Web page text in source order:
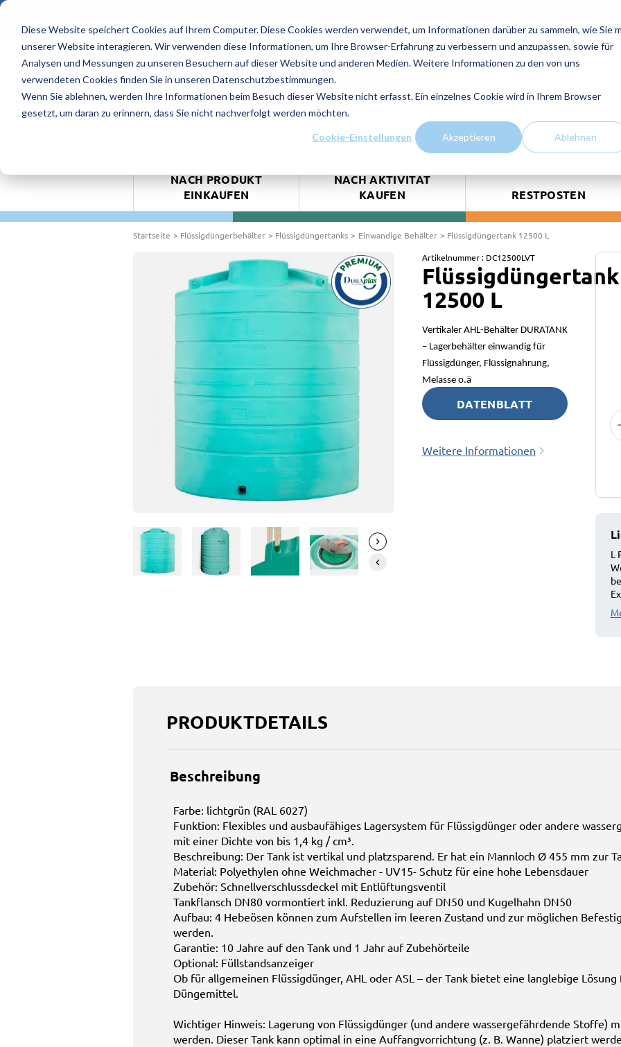
Diese Website speichert Cookies auf Ihrem Computer. Diese Cookies werden verwendet, um Informationen darüber zu sammeln, wie Sie
unserer Website interagieren. Wir verwenden diese Informationen, um Ihre Browser-Erfahrung zu verbessern und anzupassen, sowie für
Analysen und Messungen zu unseren Besuchern auf dieser Website und anderen Medien. Weitere Informationen zu den von uns
verwendeten Cookies finden Sie in unseren Datenschutzbestimmungen.
Wenn Sie ablehnen, werden Ihre Informationen beim Besuch dieser Website nicht erfasst. Ein einzelnes Cookie wird in Ihrem Browser
gesetzt, um daran zu erinnern, dass Sie nicht nachverfolgt werden möchten.
Cookie-Einstellungen Akzeptieren Ablehnen
4.9/5 - 8 Bewertungen
Kontaktieren Sie uns!
ANGEBOTSANFRAGE
NACH PRODUKT
EINKAUFEN
NACH AKTIVITÄT
KAUFEN
RESTPOSTEN
Startseite Flüssigdüngerbehälter Flüssigdüngertanks Einwandige Behälter
Flüssigdüngertank 12500 L
Artikelnummer : DC12500LVT
Flüssigdüngertank
12500 L
Vertikaler AHL-Behälter DURATANK
– Lagerbehälter einwandig für
Flüssigdünger, Flüssignahrung,
Melasse o.ä
DATENBLATT
Weitere Informationen
L
PRODUKTDETAILS
Beschreibung
Farbe: lichtgrün (RAL 6027)
Funktion: Flexibles und ausbaufähiges Lagersystem für Flüssigdünger oder andere
mit einer Dichte von bis 1,4 kg / cm³.
Beschreibung: Der Tank ist vertikal und platzsparend. Er hat ein Mannloch Ø 455 mm zur
Material: Polyethylen ohne Weichmacher - UV15- Schutz für eine hohe Lebensdauer
Zubehör: Schnellverschlussdeckel mit Entlüftungsventil
Tankflansch DN80 vormontiert inkl. Reduzierung auf DN50 und Kugelhahn DN50
Aufbau: 4 Hebeösen können zum Aufstellen im leeren Zustand und zur möglichen
werden.
Garantie: 10 Jahre auf den Tank und 1 Jahr auf Zubehörteile
Optional: Füllstandsanzeiger
Ob für allgemeinen Flüssigdünger, AHL oder ASL – der Tank bietet eine langlebige
Düngemittel.
Wichtiger Hinweis: Lagerung von Flüssigdünger (und andere wassergefährdende Stoffe)
werden. Dieser Tank kann optimal in eine Auffangvorrichtung (z. B. Wanne) platziert